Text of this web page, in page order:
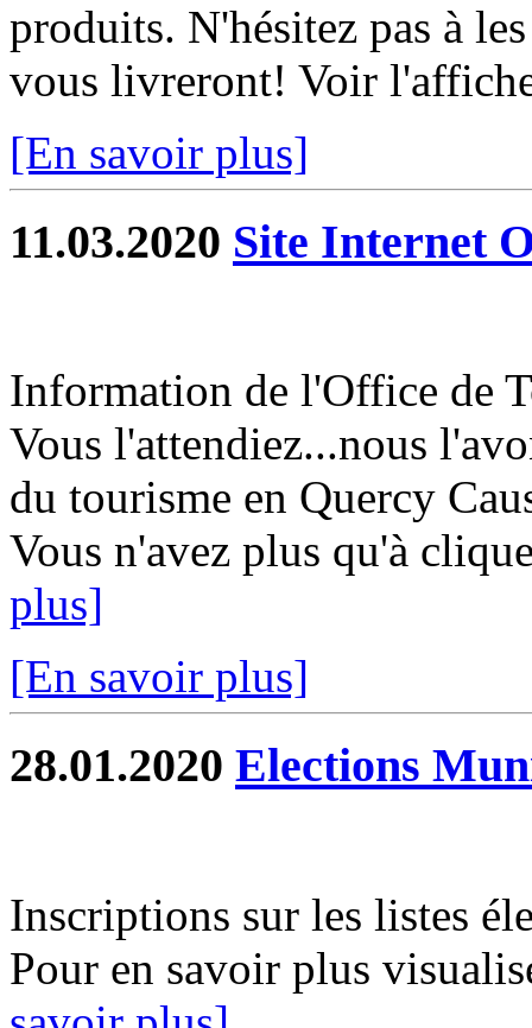
produits. N'hésitez pas à
vous livreront! Voir
[En savoir plus]
11.03.2020 Site Internet
Information de l'Office de
Vous l'attendiez...nous
du tourisme en Quercy
Vous n'avez plus qu'à
plus]
[En savoir plus]
28.01.2020 Elections
Inscriptions sur les listes
Pour en savoir plus